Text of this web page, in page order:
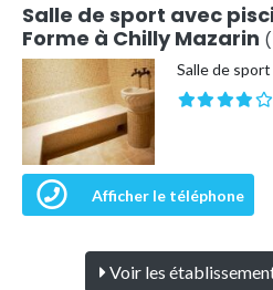
Salle de sport avec
Forme à Chilly Mazarin
Salle de
Afficher le téléphone
Voir les